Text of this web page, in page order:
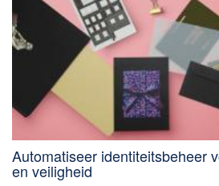
Automatiseer identiteitsbeheer
en veiligheid